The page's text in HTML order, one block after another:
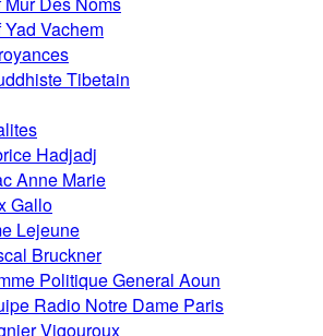
Yad Vachem
Tibetain
Hadjadj
Anne Marie
Gallo
Lejeune
Bruckner
Politique General Aoun
Radio Notre Dame Paris
Vigouroux